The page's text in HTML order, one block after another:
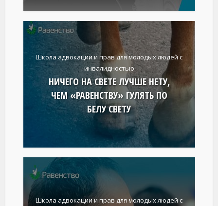
Школа адвокации и прав для молодых людей с
инвалидностью
НИЧЕГО НА СВЕТЕ ЛУЧШЕ НЕТУ,
ЧЕМ «РАВЕНСТВУ» ГУЛЯТЬ ПО
БЕЛУ СВЕТУ
Школа адвокации и прав для молодых людей с